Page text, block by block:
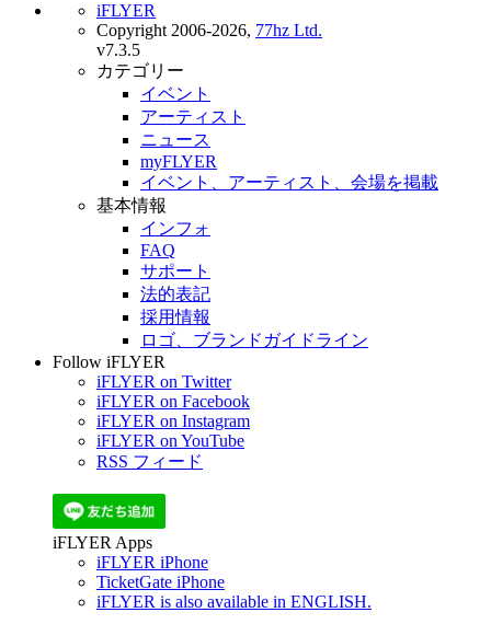
iFLYER
Copyright 2006-2026, 77hz Ltd.
v7.3.5
カテゴリー
イベント
アーティスト
ニュース
myFLYER
イベント、アーティスト、会場を掲載
基本情報
インフォ
FAQ
サポート
法的表記
採用情報
ロゴ、ブランドガイドライン
Follow iFLYER
iFLYER on Twitter
iFLYER on Facebook
iFLYER on Instagram
iFLYER on YouTube
RSS フィード
iFLYER Apps
iFLYER iPhone
TicketGate iPhone
iFLYER is also available in ENGLISH.